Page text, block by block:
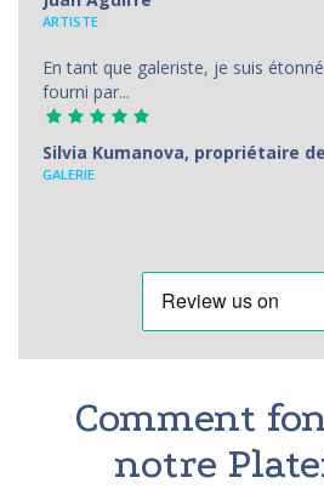
АRTISTE
En tant que galeriste, je suis
fourni par...
Silvia Kumanova, propriétaire
GALERIE
Comment
notre